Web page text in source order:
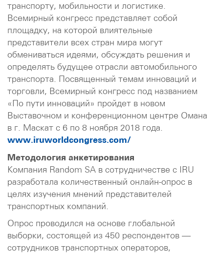
транспорту, мобильности и логистике.
Всемирный конгресс представляет собой
площадку, на которой влиятельные
представители всех стран мира могут
обмениваться идеями, обсуждать решения и
определять будущее отрасли автомобильного
транспорта. Посвященный темам инноваций и
торговли, Всемирный конгресс под названием
«По пути инноваций» пройдет в новом
Выставочном и конференционном центре Омана
в г. Маскат с 6 по 8 ноября 2018 года.
www.iruworldcongress.com/
Методология анкетирования
Компания Random SA в сотрудничестве с IRU
разработала количественный онлайн-опрос в
целях изучения мнений представителей
транспортных компаний.
Опрос проводился на основе глобальной
выборки, состоящей из 450 респондентов —
сотрудников транспортных операторов,